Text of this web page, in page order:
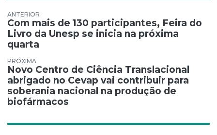
Navegação de Post
Com mais de 130 participantes, Feira do
Livro da Unesp se inicia na próxima
quarta
Novo Centro de Ciência Translacional
abrigado no Cevap vai contribuir para
soberania nacional na produção de
biofármacos